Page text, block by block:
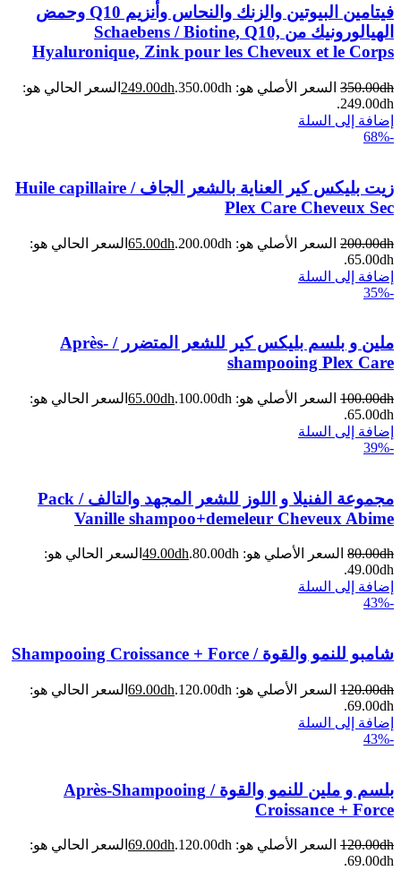
فيتامين البيوتين والزنك والنحاس وأنزيم Q10 وحمض
الهيالورونيك من Schaebens / Biotine, Q10,
Hyaluronique, Zink pour les Cheveux et le Corps
350.00dh السعر الأصلي هو: 350.00dh. 249.00dh
السعر الحالي هو:
249.00dh.
إضافة إلى السلة
-68%
زيت بليكس كير العناية بالشعر الجاف / Huile capillaire
Plex Care Cheveux Sec
200.00dh السعر الأصلي هو: 200.00dh. 65.00dh
السعر الحالي هو:
65.00dh.
إضافة إلى السلة
-35%
ملين و بلسم بليكس كير للشعر المتضرر / Après-
shampooing Plex Care
100.00dh السعر الأصلي هو: 100.00dh. 65.00dh
السعر الحالي هو:
65.00dh.
إضافة إلى السلة
-39%
مجموعة الفنيلا و اللوز للشعر المجهد والتالف / Pack
Vanille shampoo+demeleur Cheveux Abime
80.00dh السعر الأصلي هو: 80.00dh. 49.00dh
السعر الحالي هو:
49.00dh.
إضافة إلى السلة
-43%
شامبو للنمو والقوة / Shampooing Croissance + Force
120.00dh السعر الأصلي هو: 120.00dh. 69.00dh
السعر الحالي هو:
69.00dh.
إضافة إلى السلة
-43%
بلسم و ملين للنمو والقوة / Après-Shampooing
Croissance + Force
120.00dh السعر الأصلي هو: 120.00dh. 69.00dh
السعر الحالي هو:
69.00dh.